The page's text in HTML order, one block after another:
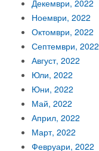
Декември, 2022
Ноември, 2022
Октомври, 2022
Септември, 2022
Август, 2022
Юли, 2022
Юни, 2022
Май, 2022
Април, 2022
Март, 2022
Февруари, 2022